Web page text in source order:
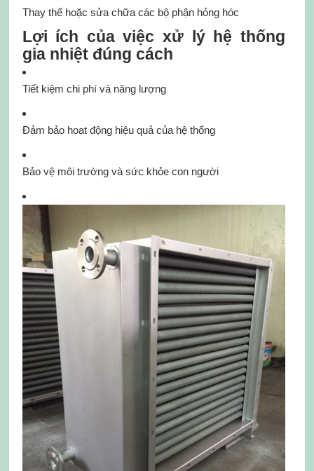
Thay thế hoặc sửa chữa các bộ phận hỏng hóc
Lợi ích của việc xử lý hệ thống
gia nhiệt đúng cách
Tiết kiệm chi phí và năng lượng
Đảm bảo hoạt động hiệu quả của hệ thống
Bảo vệ môi trường và sức khỏe con người